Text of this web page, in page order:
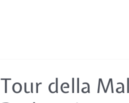
Tour della
della
Malesia